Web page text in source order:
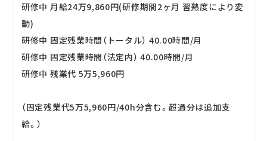
研修中 月給24万9,860円(研修期間2ヶ月 習熟度により変
動)
研修中 固定残業時間（トータル） 40.00時間/月
研修中 固定残業時間（法定内） 40.00時間/月
研修中 残業代 5万5,960円
（固定残業代5万5,960円/40h分含む。超過分は追加支
給。）